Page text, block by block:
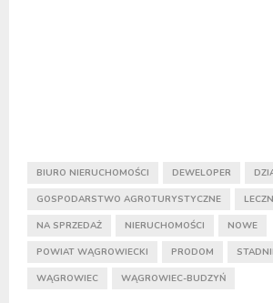
BIURO NIERUCHOMOŚCI DEWELOPER
GOSPODARSTWO AGROTURYSTYCZNE
NA SPRZEDAŻ NIERUCHOMOŚCI NOWE
POWIAT WĄGROWIECKI PRODOM
WĄGROWIEC WĄGROWIEC-BUDZYŃ